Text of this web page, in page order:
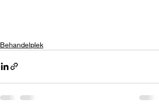
Behandelplek